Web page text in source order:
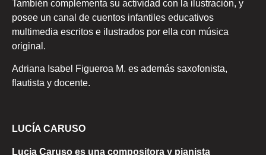
También complementa su actividad con la ilustración, y
posee un canal de cuentos infantiles educativos
multimedia escritos e ilustrados por ella con música
original.
Adriana Isabel Figueroa M. es además saxofonista,
flautista y docente.
LUCÍA CARUSO
Lucia Caruso es una compositora y pianista